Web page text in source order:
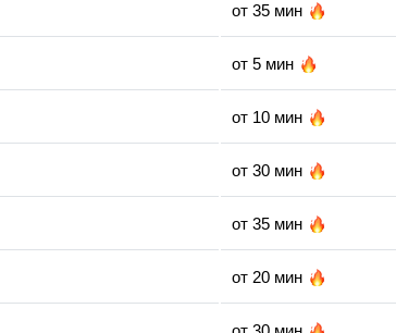
от 35 мин
от 5 мин
от 10 мин
от 30 мин
от 35 мин
от 20 мин